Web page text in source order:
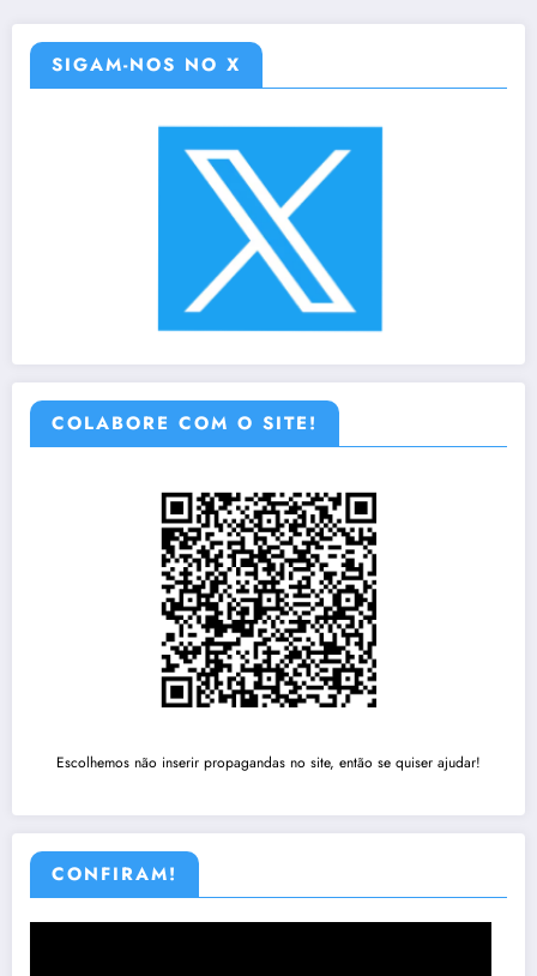
SIGAM-NOS NO X
COLABORE COM O SITE!
Escolhemos não inserir propagandas no site, então se quiser ajudar!
CONFIRAM!